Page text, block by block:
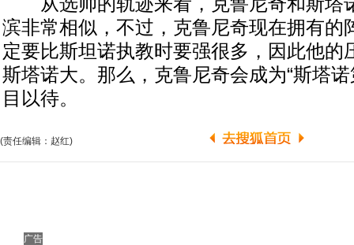
滨非常相似，不过，克鲁尼奇现在拥有的
定要比斯坦诺执教时要强很多，因此他的
斯塔诺大。那么，克鲁尼奇会成为“斯塔
目以待。
(责任编辑：赵红)
广告